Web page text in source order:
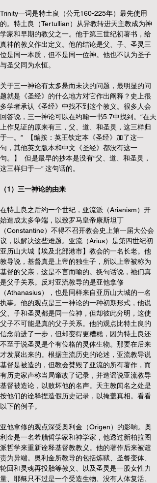
Trinity一词是特土良（公元160-225年）最先使用
的。特土良（Tertullian）从异教转进天主教成为神
学家和早期的教父之一。他于第三世纪初著书，给
真神的教义作出定义。他的结论是父、子、圣灵三
位是同一本质，但不是同一位神。他也不认为圣子
与圣父同为永恒。
关于三一神论有太多悬而未决的问题，最明显的问
题就是《圣经》的什么地方对它作出阐释？史上很
多学者承认《圣经》中找不到这个教义。很多人会
回答说，三一神论可以在约翰一书5:7中找到。“在天
上作见证的原来有三，父、道、和圣灵，这三样归
于一。”  【编按：英王钦定本《圣经》加了这一
句，其他英文版本和中文《圣经》都没有这一
句。】  但是最早的抄本是没有“父、道、和圣灵，
这三样归于一” 这句话的。
（1）三一神论的由来
在特土良之后约一个世纪，亚流派（Arianism）开
始造成太多争端，以致罗马皇帝康斯坦丁
（Constantine）不得不召开教会史上第一届大公会
议，以解决这些难题。亚流（Arius）是第四世纪初
亚历山大城【埃及北部港市】教会的一名长老。他
教导说，基督真是上帝的独生子，所以上帝被称为
基督的父亲，这是不言而喻的。换句话说，祂们真
是父子关系。反对亚流教导的是亚他拿修
（Athanasius），也是同样来自亚历山大城的一名
执事。他的观点是三一神论的一种初期形式，他说
父、子和圣灵都是同一位神，但却彼此分明，这使
父子不可能是真的父子关系。他的观点比特土良的
信念前进了一步，但却变得更糟糕，因为特土良还
不至于说圣灵是个有位格的灵体生物。那要在后来
才发展出来的。根据主流历史的论述，亚流教导说
基督是被造的，但教会焚毁了亚流的所有著作，而
有历史家声称当局窜改了记录，并造谣说亚流教导
基督被造论，以败坏他的名声。天主教闻名之处是
按他们的诠释捏造假历史记录，以掩盖真相。看看
以下的例子。
亚他拿修的观点深受奥利金（Origen）的影响。奥
利金是一名希腊哲学家和神学家，他透过新柏拉图
派哲学来重新诠释基督教教义。他的著作后来被谴
责为异端。奥利金所教导的包括炼狱、圣餐变体、
轮回和灵魂再投胎等教义、以及圣灵是一股女性力
量、耶稣只不过是一个受造生物、没有人体复活、